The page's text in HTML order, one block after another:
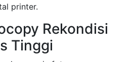
printer.
Rekondisi
Tinggi